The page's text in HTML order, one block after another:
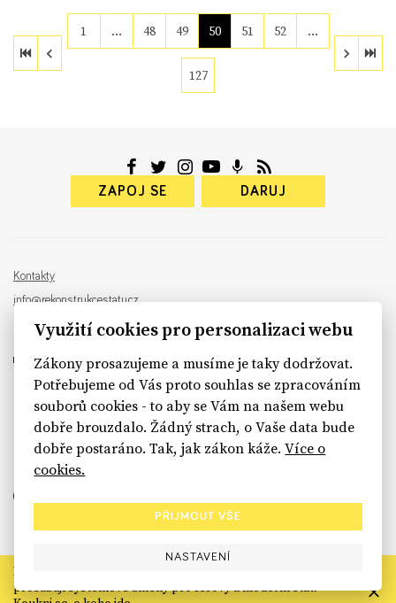
1 … 48 49 50 51 52 …
127
ZAPOJ SE DARUJ
Kontakty
info@rekonstrukcestatu.cz
Návrh a vývoj: Sinfin , ilustrace:
sinfin.digital
Rekonstrukce státu končí. Její členské organizace však dál
prosazují systémové změny pro férový a moderní stát.
Využití cookies pro personalizaci webu
Zákony prosazujeme a musíme je taky dodržovat.
Potřebujeme od Vás proto souhlas se zpracováním
souborů cookies - to aby se Vám na našem webu
dobře brouzdalo. Žádný strach, o Vaše data bude
dobře postaráno. Tak, jak zákon káže.Více o
cookies.
PŘIJMOUT VŠE
NASTAVENÍ